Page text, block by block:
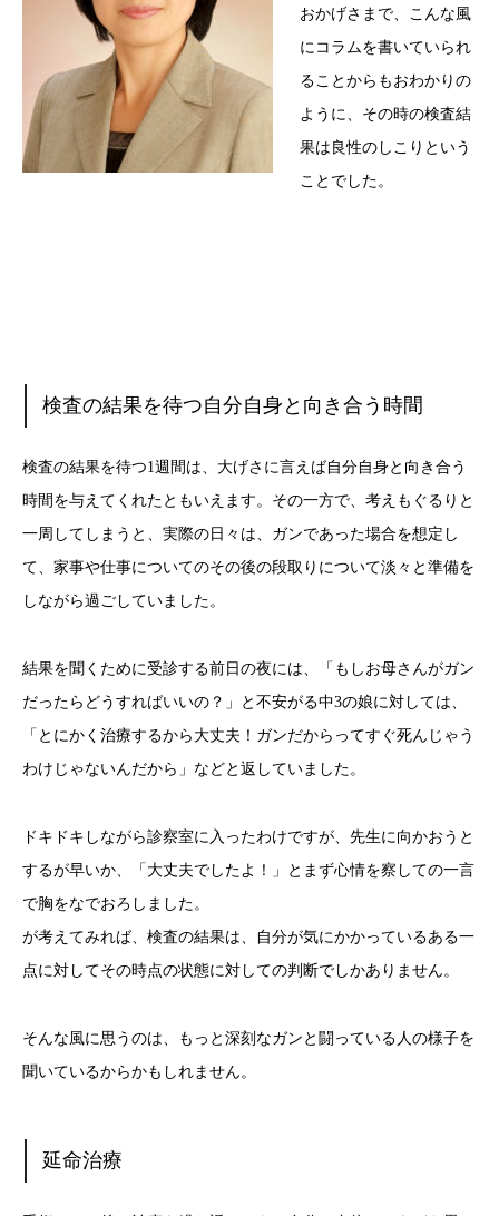
おかげさまで、こんな風
にコラムを書いていられ
ることからもおわかりの
ように、その時の検査結
果は良性のしこりという
ことでした。
検査の結果を待つ自分自身と向き合う時間
検査の結果を待つ1週間は、大げさに言えば自分自身と向き合う
時間を与えてくれたともいえます。その一方で、考えもぐるりと
一周してしまうと、実際の日々は、ガンであった場合を想定し
て、家事や仕事についてのその後の段取りについて淡々と準備を
しながら過ごしていました。
結果を聞くために受診する前日の夜には、「もしお母さんがガン
だったらどうすればいいの？」と不安がる中3の娘に対しては、
「とにかく治療するから大丈夫！ガンだからってすぐ死んじゃう
わけじゃないんだから」などと返していました。
ドキドキしながら診察室に入ったわけですが、先生に向かおうと
するが早いか、「大丈夫でしたよ！」とまず心情を察しての一言
で胸をなでおろしました。
が考えてみれば、検査の結果は、自分が気にかかっているある一
点に対してその時点の状態に対しての判断でしかありません。
そんな風に思うのは、もっと深刻なガンと闘っている人の様子を
聞いているからかもしれません。
延命治療